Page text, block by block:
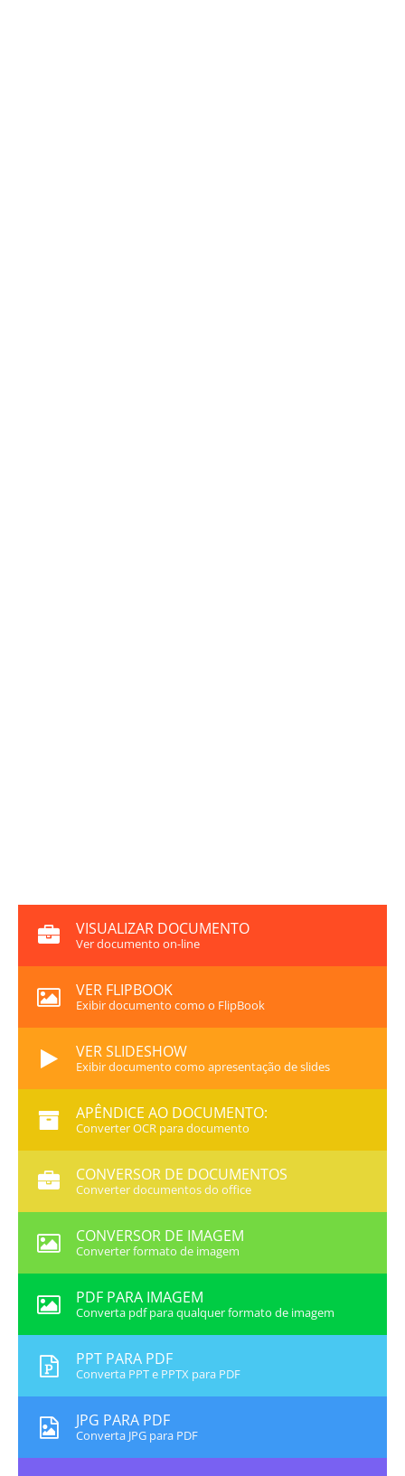
VISUALIZAR DOCUMENTO
Ver documento on-line
VER FLIPBOOK
Exibir documento como o FlipBook
VER SLIDESHOW
Exibir documento como apresentação de slides
APÊNDICE AO DOCUMENTO:
Converter OCR para documento
CONVERSOR DE DOCUMENTOS
Converter documentos do office
CONVERSOR DE IMAGEM
Converter formato de imagem
PDF PARA IMAGEM
Converta pdf para qualquer formato de imagem
PPT PARA PDF
Converta PPT e PPTX para PDF
JPG PARA PDF
Converta JPG para PDF